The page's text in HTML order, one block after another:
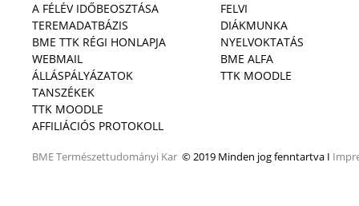
A FÉLÉV IDŐBEOSZTÁSA
TEREMADATBÁZIS
BME TTK RÉGI HONLAPJA
WEBMAIL
ÁLLÁSPÁLYÁZATOK
TANSZÉKEK
TTK MOODLE
AFFILIÁCIÓS PROTOKOLL
BMETermészettudományi Kar © 2019 Minden jog fenntartva I
FELVI
DIÁKMUNKA
NYELVOKTATÁS
BME ALFA
TTK MOODLE